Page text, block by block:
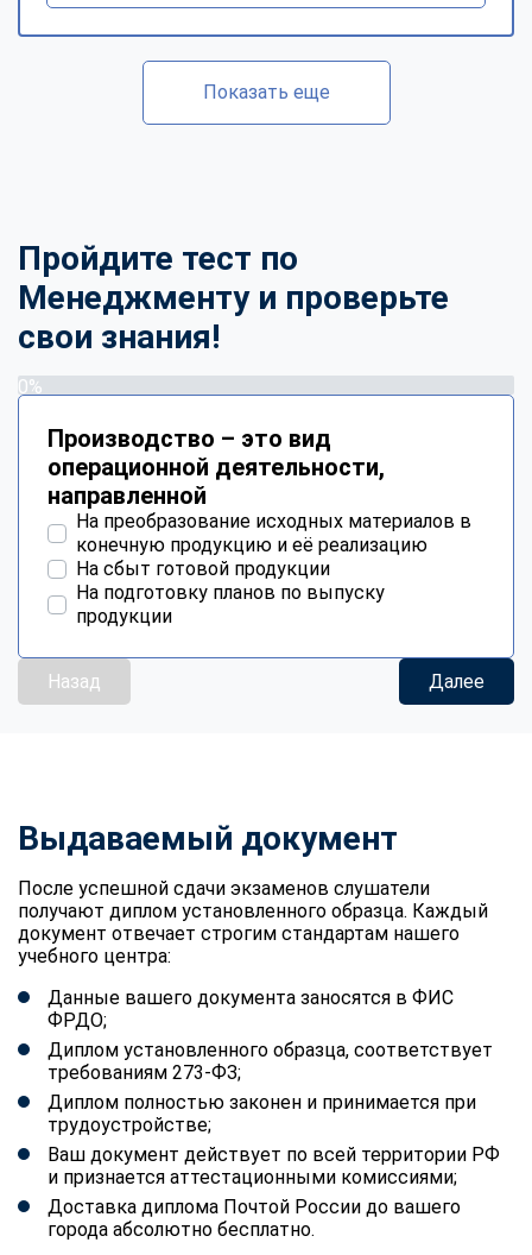
Показать еще
Пройдите тест по
Менеджменту и проверьте
свои знания!
0%
Производство – это вид
операционной деятельности,
направленной
На преобразование исходных материалов в
конечную продукцию и её реализацию
На сбыт готовой продукции
На подготовку планов по выпуску
продукции
Назад Далее
Выдаваемый документ
После успешной сдачи экзаменов слушатели
получают диплом установленного образца. Каждый
документ отвечает строгим стандартам нашего
учебного центра:
Данные вашего документа заносятся в ФИС
ФРДО;
Диплом установленного образца, соответствует
требованиям 273-ФЗ;
Диплом полностью законен и принимается при
трудоустройстве;
Ваш документ действует по всей территории РФ
и признается аттестационными комиссиями;
Доставка диплома Почтой России до вашего
города абсолютно бесплатно.